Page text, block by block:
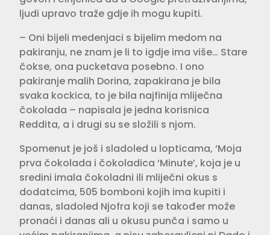
ljudi upravo traže gdje ih mogu kupiti.
– Oni bijeli medenjaci s bijelim medom na
pakiranju, ne znam je li to igdje ima više… Stare
čokse, ona pucketava posebno. I ono
pakiranje malih Dorina, zapakirana je bila
svaka kockica, to je bila najfinija mliječna
čokolada – napisala je jedna korisnica
Reddita, a i drugi su se složili s njom.
Spomenut je još i sladoled u lopticama, ‘Moja
prva čokolada i čokoladica ‘Minute’, koja je u
sredini imala čokoladni ili mliječni okus s
dodatcima, 505 bomboni kojih ima kupiti i
danas, sladoled Njofra koji se također može
pronaći i danas ali u okusu punča i samo u